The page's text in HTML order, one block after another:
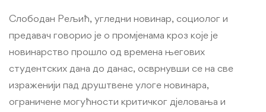
Слободан Рељић, угледни новинар, социолог и
предавач говорио је о промјенама кроз које је
новинарство прошло од времена његових
студентских дана до данас, осврнувши се на све
израженији пад друштвене улоге новинара,
ограничене могућности критичког дјеловања и